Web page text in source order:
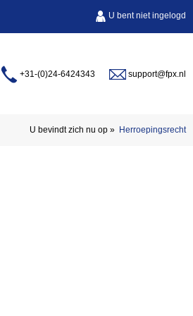
U bent niet ingelogd
+31-(0)24-6424343 support@fpx.nl
U bevindt zich nu op » Herroepingsrecht